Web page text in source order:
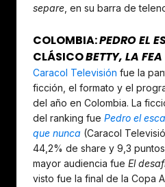
separe , en su barra de
COLOMBIA:PEDRO EL
CLÁSICOBETTY, LA FEA
Caracol Televisión fue la
ficción, el formato y el
del año en Colombia. La
del ranking fue Pedro el
que nunca (Caracol
44,2% de share y 9,3
mayor audiencia fue El
visto fue la final de la Copa